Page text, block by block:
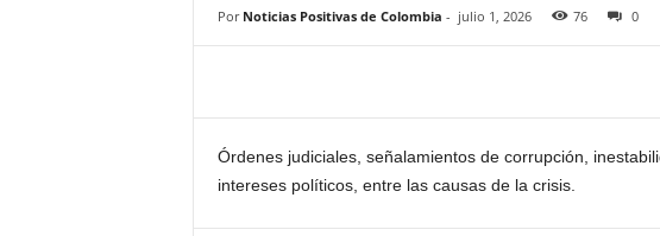
Por Noticias Positivas de Colombia - julio 1, 2026 76 0
Órdenes judiciales, señalamientos de corrupción,
intereses políticos, entre las causas de la crisis.